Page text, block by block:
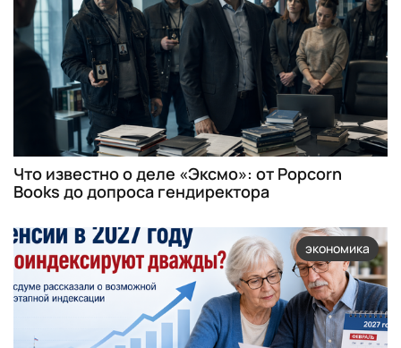
Что известно о деле «Эксмо»: от Popcorn
Books до допроса гендиректора
экономика